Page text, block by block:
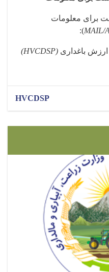
برای معلومات
MAIL/
):
باغداری (HVCDSP)
HVCDSP